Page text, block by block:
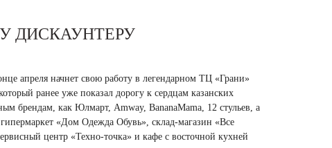
ДИСКАУНТЕРУ
апреля начнет свою работу в легендарном ТЦ «Грани»
ранее уже показал дорогу к сердцам казанских
брендам, как Юлмарт, Amway, BananaMama, 12 стульев, а
«Дом Одежда Обувь», склад-магазин «Все
центр «Техно-точка» и кафе с восточной кухней